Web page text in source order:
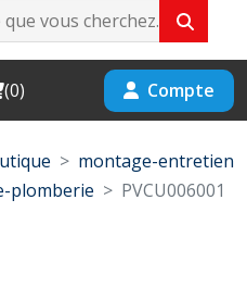
(0) Compte
montage-entretien
plomberie
PVCU006001